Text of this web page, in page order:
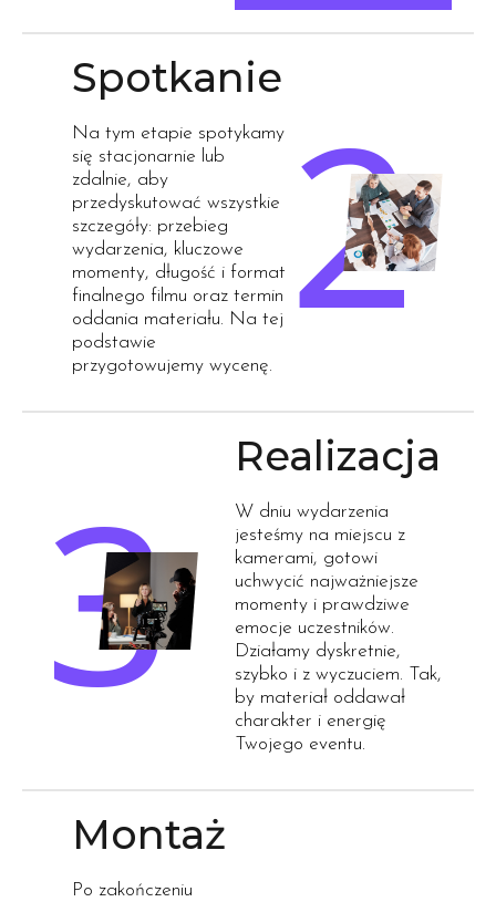
Spotkanie
Na tym etapie spotykamy
się stacjonarnie lub
zdalnie, aby
przedyskutować wszystkie
szczegóły: przebieg
wydarzenia, kluczowe
momenty, długość i format
finalnego filmu oraz termin
oddania materiału. Na tej
podstawie
przygotowujemy wycenę.
Realizacja
W dniu wydarzenia
jesteśmy na miejscu z
kamerami, gotowi
uchwycić najważniejsze
momenty i prawdziwe
emocje uczestników.
Działamy dyskretnie,
szybko i z wyczuciem. Tak,
by materiał oddawał
charakter i energię
Twojego eventu.
Montaż
Po zakończeniu